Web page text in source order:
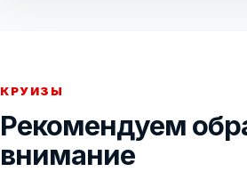
КРУИЗЫ
Рекомендуем
внимание